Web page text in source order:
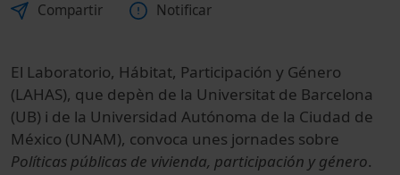
Compartir Notificar
El Laboratorio, Hábitat, Participación y Género
(LAHAS), que depèn de la Universitat de Barcelona
(UB) i de la Universidad Autónoma de la Ciudad de
México (UNAM), convoca unes jornades sobre
Políticas públicas de vivienda, participación y género.